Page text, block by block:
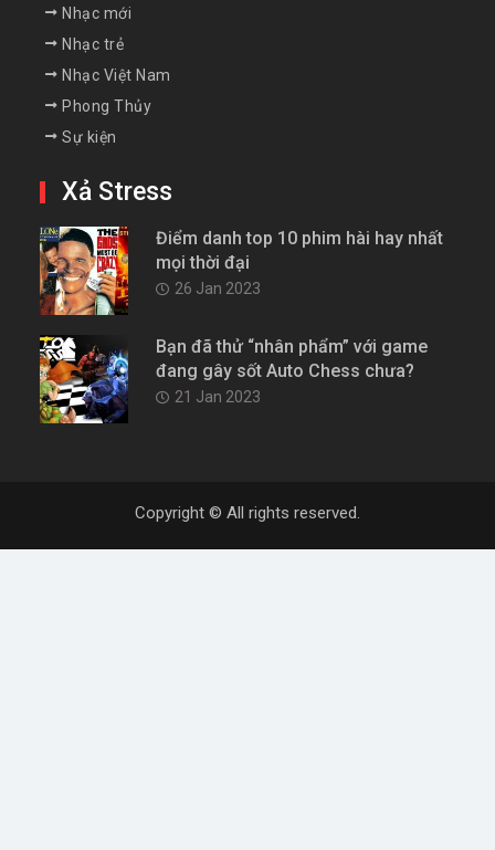
Nhạc mới
Nhạc trẻ
Nhạc Việt Nam
Phong Thủy
Sự kiện
Xả Stress
Điểm danh top 10 phim hài hay nhất
mọi thời đại
26 Jan 2023
Bạn đã thử “nhân phẩm” với game
đang gây sốt Auto Chess chưa?
21 Jan 2023
Copyright © All rights reserved.